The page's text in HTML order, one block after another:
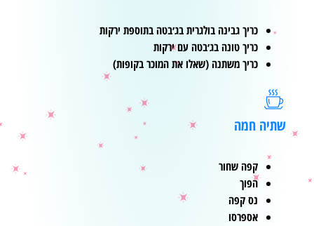
כריך גבינה בולגרית בג׳בטה בתוספת ירקות
כריך טונה בג׳בטה עם ירקות
כריך משתנה (שאלו את המוכר בקופות)
שתיה חמה
קפה שחור
הפוך
נס קפה
אספרסו